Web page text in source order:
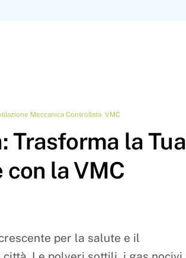
Meccanica Controllata ,VMC
Trasforma la Tua
con la VMC
per la salute e il